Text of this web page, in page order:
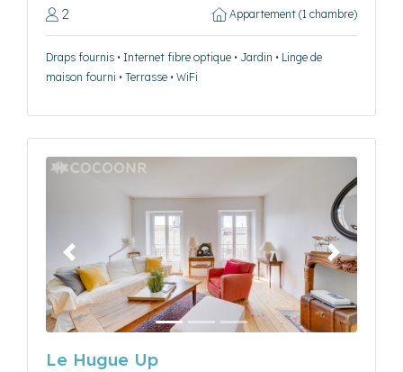
2 Appartement (1 chambre)
Draps fournis • Internet fibre optique • Jardin • Linge de
maison fourni • Terrasse • WiFi
Précédent Suivant
Le Hugue Up